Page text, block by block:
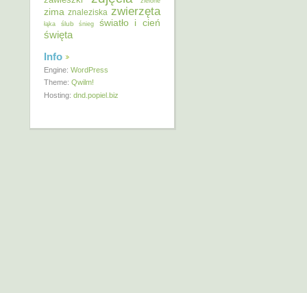
zima znaleziska zwierzęta
łąka ślub śnieg światło i cień
święta
Info
Engine: WordPress
Theme: Qwilm!
Hosting: dnd.popiel.biz